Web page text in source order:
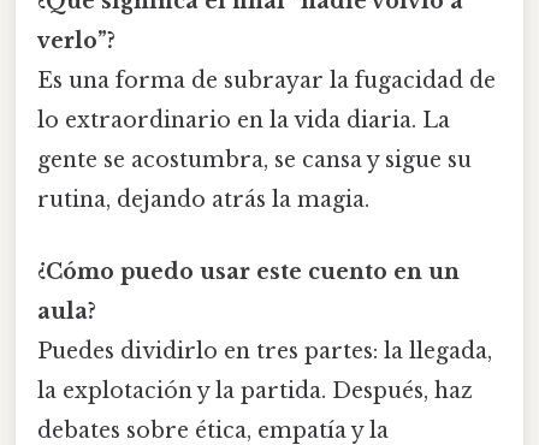
verlo”?
Es una forma de subrayar la fugacidad de
lo extraordinario en la vida diaria. La
gente se acostumbra, se cansa y sigue su
rutina, dejando atrás la magia.
¿Cómo puedo usar este cuento en un
aula?
Puedes dividirlo en tres partes: la llegada,
la explotación y la partida. Después, haz
debates sobre ética, empatía y la